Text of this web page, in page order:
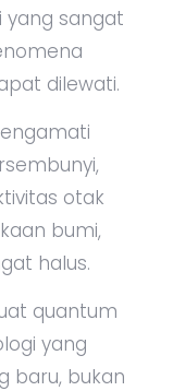
yang sangat
dilewati.
otak
bumi,
halus.
quantum
yang
baru, bukan